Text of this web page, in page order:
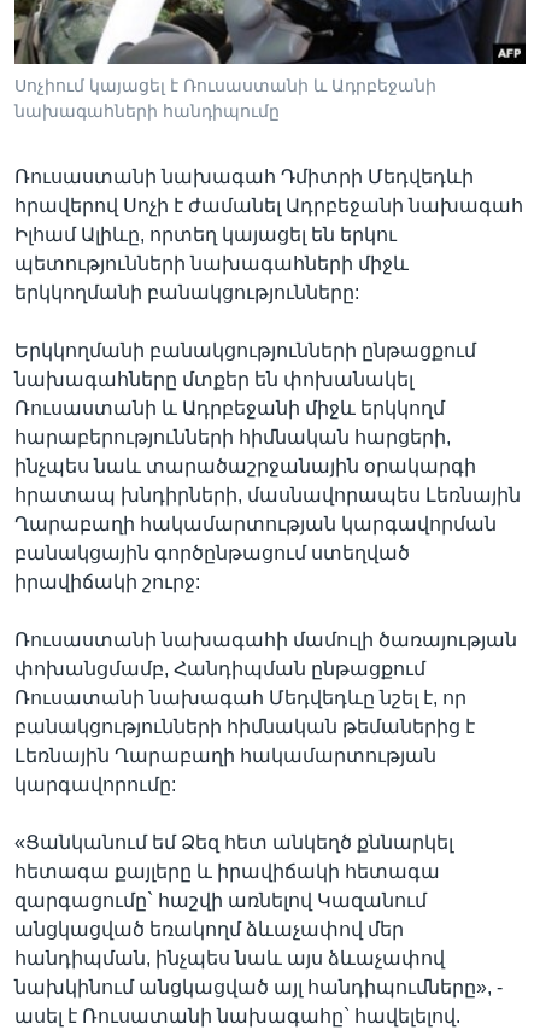
Լեզուներ
Սոչիում կայացել է Ռուսաստանի և Ադրբեջանի
նախագահների հանդիպումը
Ռուսաստանի նախագահ Դմիտրի Մեդվեդևի
հրավերով Սոչի է ժամանել Ադրբեջանի նախագահ
Իլհամ Ալիևը, որտեղ կայացել են երկու
պետությունների նախագահների միջև
երկկողմանի բանակցությունները:
Երկկողմանի բանակցությունների ընթացքում
նախագահները մտքեր են փոխանակել
Ռուսաստանի և Ադրբեջանի միջև երկկողմ
հարաբերությունների հիմնական հարցերի,
ինչպես նաև տարածաշրջանային օրակարգի
հրատապ խնդիրների, մասնավորապես Լեռնային
Ղարաբաղի հակամարտության կարգավորման
բանակցային գործընթացում ստեղված
իրավիճակի շուրջ:
Ռուսաստանի նախագահի մամուլի ծառայության
փոխանցմամբ, Հանդիպման ընթացքում
Ռուսատանի նախագահ Մեդվեդևը նշել է, որ
բանակցությունների հիմնական թեմաներից է
Լեռնային Ղարաբաղի հակամարտության
կարգավորումը:
«Ցանկանում եմ Ձեզ հետ անկեղծ քննարկել
հետագա քայլերը և իրավիճակի հետագա
զարգացումը` հաշվի առնելով Կազանում
անցկացված եռակողմ ձևաչափով մեր
հանդիպման, ինչպես նաև այս ձևաչափով
նախկինում անցկացված այլ հանդիպումները», -
ասել է Ռուսատանի նախագահը` հավելելով.